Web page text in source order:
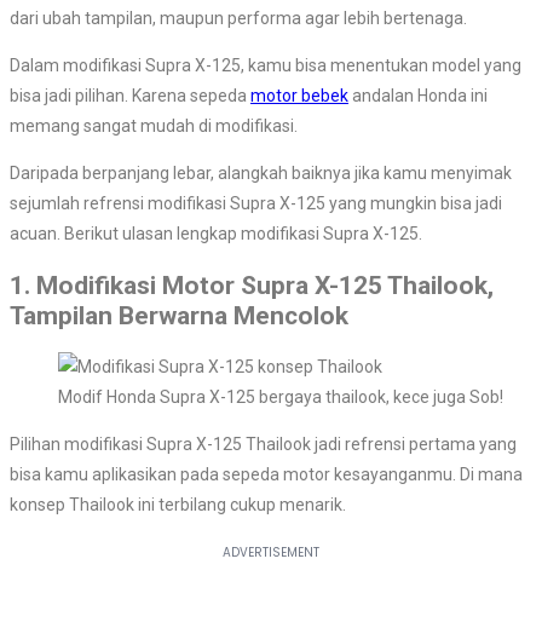
dari ubah tampilan, maupun performa agar lebih bertenaga.
Dalam modifikasi Supra X-125, kamu bisa menentukan model yang
bisa jadi pilihan. Karena sepeda motor bebek andalan Honda ini
memang sangat mudah di modifikasi.
Daripada berpanjang lebar, alangkah baiknya jika kamu menyimak
sejumlah refrensi modifikasi Supra X-125 yang mungkin bisa jadi
acuan. Berikut ulasan lengkap modifikasi Supra X-125.
1. Modifikasi Motor Supra X-125 Thailook,
Tampilan Berwarna Mencolok
Modif Honda Supra X-125 bergaya thailook, kece juga Sob!
Pilihan modifikasi Supra X-125 Thailook jadi refrensi pertama yang
bisa kamu aplikasikan pada sepeda motor kesayanganmu. Di mana
konsep Thailook ini terbilang cukup menarik.